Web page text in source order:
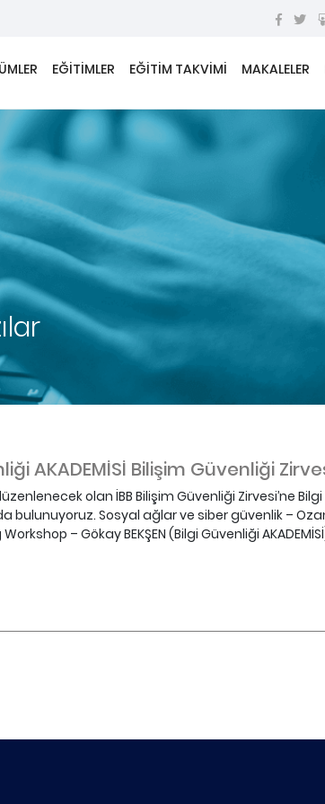
EĞİTİMLER EĞİTİM TAKVİMİ MAKALELER
AKADEMİSİ Bilişim Güvenliği
olan İBB Bilişim Güvenliği Zirvesi’ne Bilgi
bulunuyoruz. Sosyal ağlar ve siber güvenlik – Ozan
– Gökay BEKŞEN (Bilgi Güvenliği